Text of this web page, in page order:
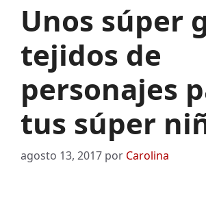
Unos súper
tejidos de
personajes
tus súper
agosto 13, 2017 por Carolina